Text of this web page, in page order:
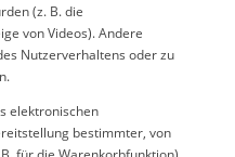
(z. B. die
von Videos). Andere
Nutzerverhaltens oder zu
elektronischen
bestimmter, von